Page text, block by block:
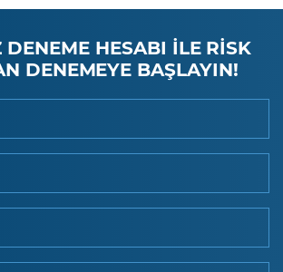
DENEME HESABI İLE RİSK
DENEMEYE BAŞLAYIN!